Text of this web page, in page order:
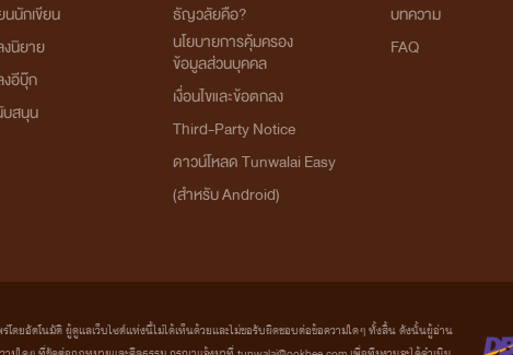
นนักเขียน
นิยาย
อีบุ๊ก
สนุน
ธัญวลัยคือ?
นโยบายการคุ้มครอง
ข้อมูลส่วนบุคคล
เงื่อนไขและข้อตกลง
Third-Party Notice
ดาวน์โหลด Tunwalai Easy
(สำหรับ Android)
บทความ
FAQ
โดยอัตโนมัติ ผู้ดูแลเว็บไซต์แห่งนี้ไม่ได้เห็นด้วยและไม่ขอรับผิดชอบต่อข้อความใดๆ ทั้งสิ้น ดังนั้นผู้อ่าน